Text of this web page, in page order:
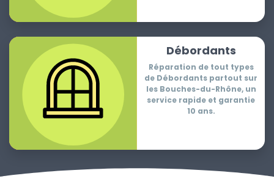
Débordants
Réparation de tout types
de Débordants partout sur
les Bouches-du-Rhône, un
service rapide et garantie
10 ans.